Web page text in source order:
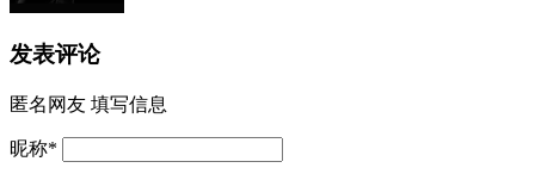
发表评论
匿名网友 填写信息
昵称*